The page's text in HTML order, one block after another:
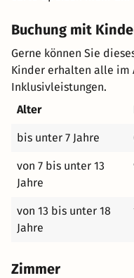
Buchung mit
Gerne können Sie
Kinder erhalten alle im
Inklusivleistungen.
Alter
bis unter 7 Jahre
von 7 bis unter 13
Jahre
von 13 bis unter 18
Jahre
Zimmer